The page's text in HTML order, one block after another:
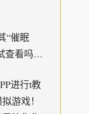
“催眠
查看吗…
进行t教
游戏！